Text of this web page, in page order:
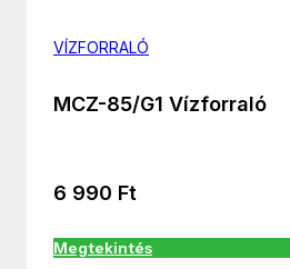
VÍZFORRALÓ
MCZ-85/G1 Vízforraló
6 990 Ft
Megtekintés